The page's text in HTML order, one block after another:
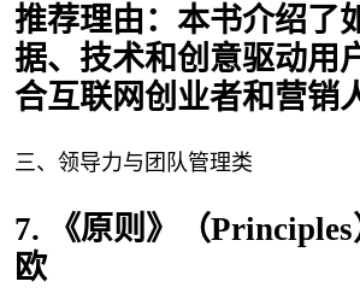
推荐理由：本书介绍了
据、技术和创意驱动用
合互联网创业者和营销
三、领导力与团队管理类
7. 《原则》（Principles
欧